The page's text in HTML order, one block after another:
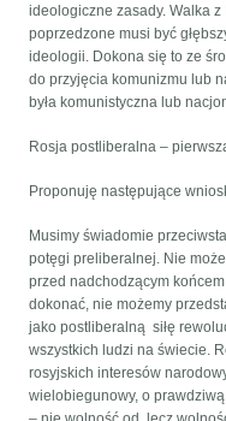
ideologiczne zasady. Walka
poprzedzone musi być
ideologii. Dokona się to ze
do przyjęcia komunizmu lub
była komunistyczna lub
Rosja postliberalna –
Proponuję następujące
Musimy świadomie
potęgi preliberalnej. Nie
przed nadchodzącym
dokonać, nie możemy
jako postliberalną siłę
wszystkich ludzi na świecie.
rosyjskich interesów
wielobiegunowy, o